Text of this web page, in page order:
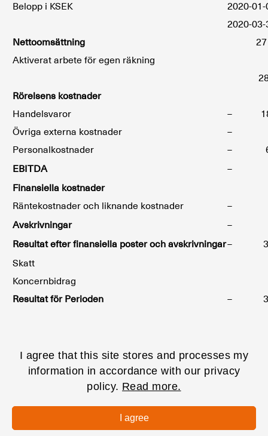
I agree that this site stores and processes my
information in accordance with our privacy
policy. Read more.
I agree
Belopp i KSEK
2020-01-
2020-03-
Nettoomsättning
27
Aktiverat arbete för egen räkning
28
Rörelsens kostnader
Handelsvaror
– 18
Övriga externa kostnader
– 5
Personalkostnader
– 6
EBITDA
– 1
Finansiella kostnader
Räntekostnader och liknande kostnader
– 1
Avskrivningar
– 1
Resultat efter finansiella poster och avskrivningar– 3
Skatt
Koncernbidrag
Resultat för Perioden
– 3
Balansräkning
Belopp i KSEK